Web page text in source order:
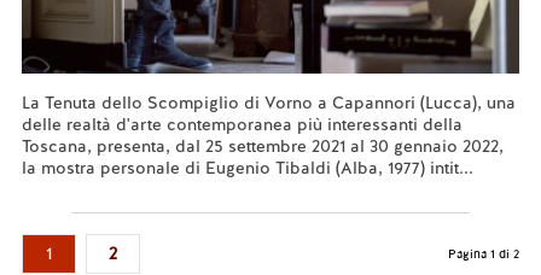
La Tenuta dello Scompiglio di Vorno a Capannori (Lucca), una
delle realtà d'arte contemporanea più interessanti della
Toscana, presenta, dal 25 settembre 2021 al 30 gennaio 2022,
la mostra personale di Eugenio Tibaldi (Alba, 1977) intit...
1 2 Pagina 1 di 2